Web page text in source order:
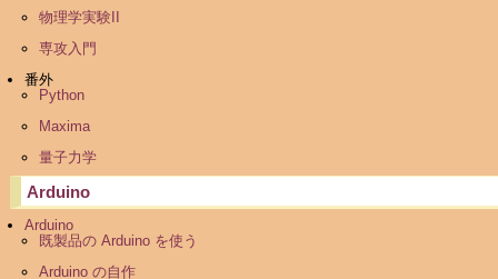
物理学実験II
専攻入門
番外
Python
Maxima
量子力学
Arduino
Arduino
既製品の Arduino を使う
Arduino の自作